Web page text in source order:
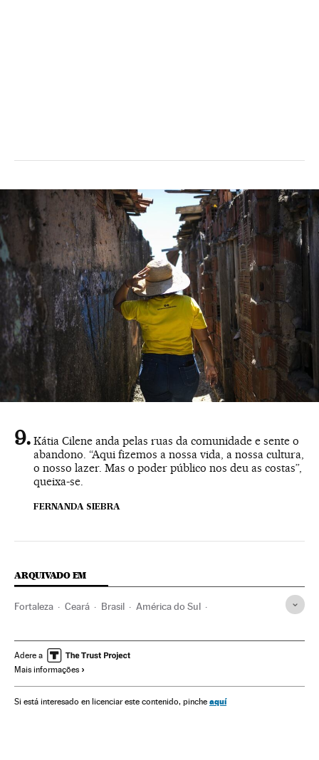
Kátia Cilene anda pelas ruas da comunidade e sente o
abandono. “Aqui fizemos a nossa vida, a nossa cultura,
o nosso lazer. Mas o poder público nos deu as costas”,
queixa-se.
FERNANDA SIEBRA
ARQUIVADO EM
Fortaleza Ceará Brasil América do Sul
Adere a
Mais informações
Si está interesado en licenciar este contenido, pinche aquí